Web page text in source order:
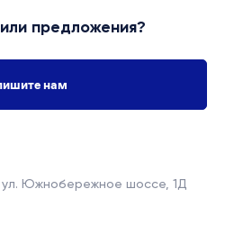
предложения?
нам
ул. Южнобережное шоссе, 1Д